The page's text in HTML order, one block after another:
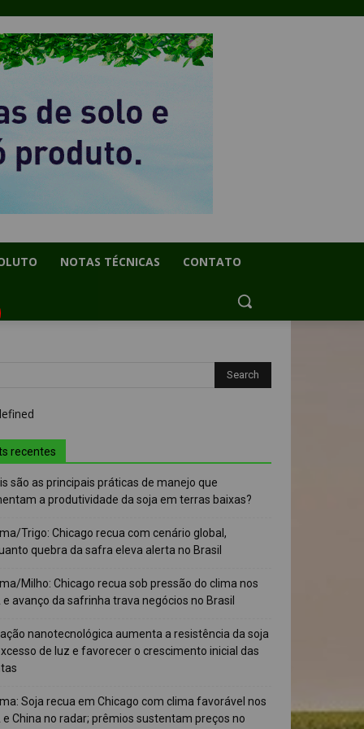
NOTAS TÉCNICAS CONTATO
recentes
são as principais práticas de manejo que
a produtividade da soja em terras baixas?
Trigo: Chicago recua com cenário global,
quebra da safra eleva alerta no Brasil
Milho: Chicago recua sob pressão do clima nos
e avanço da safrinha trava negócios no Brasil
nanotecnológica aumenta a resistência da soja
de luz e favorecer o crescimento inicial das
Soja recua em Chicago com clima favorável nos
e China no radar; prêmios sustentam preços no